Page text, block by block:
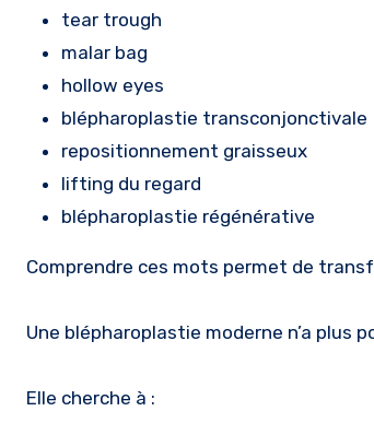
tear trough
malar bag
hollow eyes
blépharoplastie transconjonctivale
repositionnement graisseux
lifting du regard
blépharoplastie régénérative
Comprendre ces mots permet de
Une blépharoplastie moderne n’a plus
Elle cherche à :